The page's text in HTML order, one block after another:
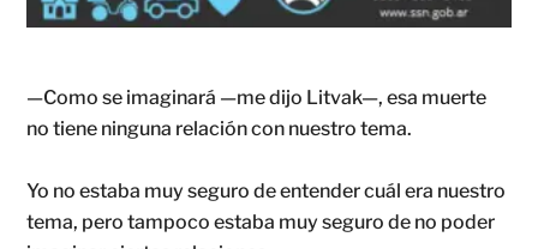
—Como se imaginará —me dijo Litvak—, esa muerte
no tiene ninguna relación con nuestro tema.
Yo no estaba muy seguro de entender cuál era nuestro
tema, pero tampoco estaba muy seguro de no poder